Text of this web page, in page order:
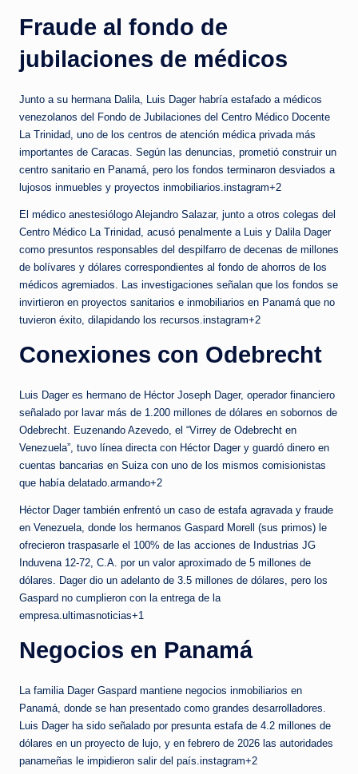
Fraude al fondo de
jubilaciones de médicos
Junto a su hermana Dalila, Luis Dager habría estafado a médicos
venezolanos del Fondo de Jubilaciones del Centro Médico Docente
La Trinidad, uno de los centros de atención médica privada más
importantes de Caracas. Según las denuncias, prometió construir un
centro sanitario en Panamá, pero los fondos terminaron desviados a
lujosos inmuebles y proyectos inmobiliarios.instagram+2
El médico anestesiólogo Alejandro Salazar, junto a otros colegas del
Centro Médico La Trinidad, acusó penalmente a Luis y Dalila Dager
como presuntos responsables del despilfarro de decenas de millones
de bolívares y dólares correspondientes al fondo de ahorros de los
médicos agremiados. Las investigaciones señalan que los fondos se
invirtieron en proyectos sanitarios e inmobiliarios en Panamá que no
tuvieron éxito, dilapidando los recursos.instagram+2
Conexiones con Odebrecht
Luis Dager es hermano de Héctor Joseph Dager, operador financiero
señalado por lavar más de 1.200 millones de dólares en sobornos de
Odebrecht. Euzenando Azevedo, el “Virrey de Odebrecht en
Venezuela”, tuvo línea directa con Héctor Dager y guardó dinero en
cuentas bancarias en Suiza con uno de los mismos comisionistas
que había delatado.armando+2
Héctor Dager también enfrentó un caso de estafa agravada y fraude
en Venezuela, donde los hermanos Gaspard Morell (sus primos) le
ofrecieron traspasarle el 100% de las acciones de Industrias JG
Induvena 12-72, C.A. por un valor aproximado de 5 millones de
dólares. Dager dio un adelanto de 3.5 millones de dólares, pero los
Gaspard no cumplieron con la entrega de la
empresa.ultimasnoticias+1
Negocios en Panamá
La familia Dager Gaspard mantiene negocios inmobiliarios en
Panamá, donde se han presentado como grandes desarrolladores.
Luis Dager ha sido señalado por presunta estafa de 4.2 millones de
dólares en un proyecto de lujo, y en febrero de 2026 las autoridades
panameñas le impidieron salir del país.instagram+2